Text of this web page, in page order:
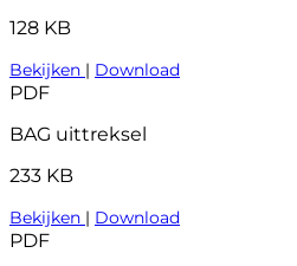
128 KB
Bekijken | Download
PDF
BAG uittreksel
233 KB
Bekijken | Download
PDF